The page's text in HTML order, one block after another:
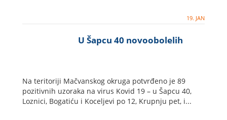
19. JAN
U Šapcu 40 novoobolelih
Na teritoriji Mačvanskog okruga potvrđeno je 89
pozitivnih uzoraka na virus Kovid 19 – u Šapcu 40,
Loznici, Bogatiću i Koceljevi po 12, Krupnju pet, i...